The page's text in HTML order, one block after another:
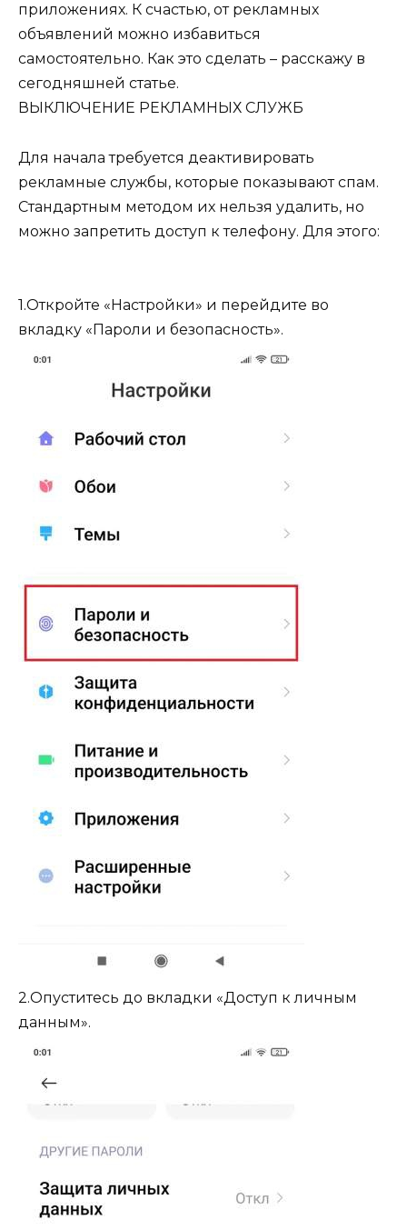
приложениях. К счастью, от рекламных
объявлений можно избавиться
самостоятельно. Как это сделать – расскажу в
сегодняшней статье.
ВЫКЛЮЧЕНИЕ РЕКЛАМНЫХ СЛУЖБ
Для начала требуется деактивировать
рекламные службы, которые показывают спам.
Стандартным методом их нельзя удалить, но
можно запретить доступ к телефону. Для этого:
1.Откройте «Настройки» и перейдите во
вкладку «Пароли и безопасность».
2.Опуститесь до вкладки «Доступ к личным
данным».